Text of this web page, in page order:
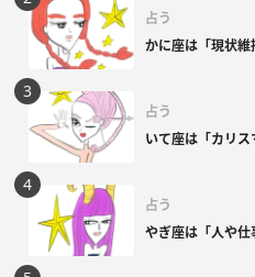
占う
かに座は「現状維
占う
いて座は「カリス
占う
やぎ座は「人や仕